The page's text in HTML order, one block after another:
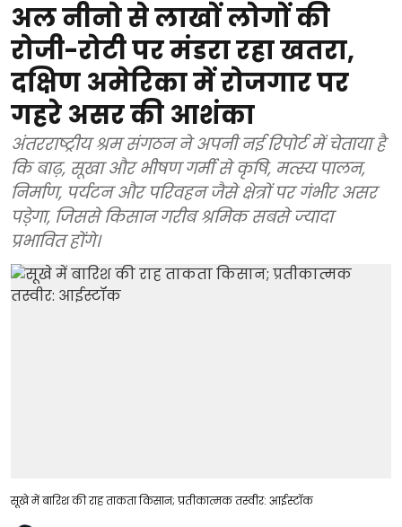
अल नीनो से लाखों लोगों की
रोजी-रोटी पर मंडरा रहा खतरा,
दक्षिण अमेरिका में रोजगार पर
गहरे असर की आशंका
अंतरराष्ट्रीय श्रम संगठन ने अपनी नई रिपोर्ट में चेताया है
कि बाढ़, सूखा और भीषण गर्मी से कृषि, मत्स्य पालन,
निर्माण, पर्यटन और परिवहन जैसे क्षेत्रों पर गंभीर असर
पड़ेगा, जिससे किसान गरीब श्रमिक सबसे ज्यादा
प्रभावित होंगे।
सूखे में बारिश की राह ताकता किसान; प्रतीकात्मक तस्वीर: आईस्टॉक